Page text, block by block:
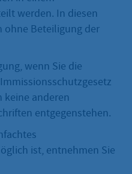
werden. In diesen
ohne Beteiligung der
wenn Sie die
keine anderen
entgegenstehen.
ist, entnehmen Sie